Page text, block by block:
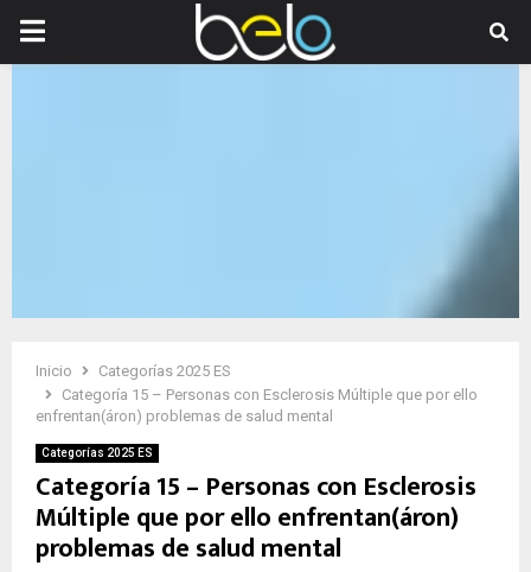
PRIMARY
Inicio
Categorías 2025 ES
Categoría 15 – Personas con Esclerosis Múltiple que por ello
enfrentan(áron) problemas de salud mental
Categorías 2025 ES
Categoría 15 – Personas con Esclerosis
Múltiple que por ello enfrentan(áron)
problemas de salud mental